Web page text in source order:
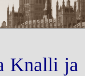
Knalli ja